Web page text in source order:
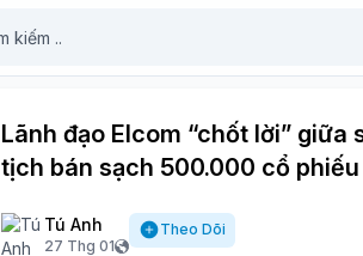
Lãnh đạo Elcom “chốt lời” giữa
tịch bán sạch 500.000 cổ phiếu
Tú Anh
27 Thg 01
Theo Dõi